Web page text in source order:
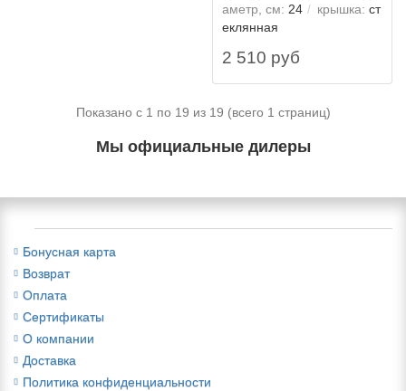
аметр, см: 24 крышка: ст
еклянная
2 510 руб
Показано с 1 по 19 из 19 (всего 1 страниц)
Мы официальные дилеры
Бонусная карта
Возврат
Оплата
Сертификаты
О компании
Доставка
Политика конфиденциальности